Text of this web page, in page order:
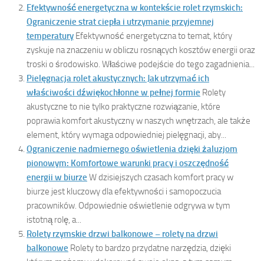
Efektywność energetyczna w kontekście rolet rzymskich:
Ograniczenie strat ciepła i utrzymanie przyjemnej
temperatury Efektywność energetyczna to temat, który
zyskuje na znaczeniu w obliczu rosnących kosztów energii oraz
troski o środowisko. Właściwe podejście do tego zagadnienia...
Pielęgnacja rolet akustycznych: Jak utrzymać ich
właściwości dźwiękochłonne w pełnej formie Rolety
akustyczne to nie tylko praktyczne rozwiązanie, które
poprawia komfort akustyczny w naszych wnętrzach, ale także
element, który wymaga odpowiedniej pielęgnacji, aby...
Ograniczenie nadmiernego oświetlenia dzięki żaluzjom
pionowym: Komfortowe warunki pracy i oszczędność
energii w biurze W dzisiejszych czasach komfort pracy w
biurze jest kluczowy dla efektywności i samopoczucia
pracowników. Odpowiednie oświetlenie odgrywa w tym
istotną rolę, a...
Rolety rzymskie drzwi balkonowe – rolety na drzwi
balkonowe Rolety to bardzo przydatne narzędzia, dzięki